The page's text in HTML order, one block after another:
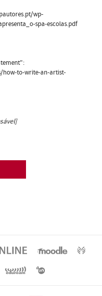
wp-
spa-escolas.pdf
how-to-write-an-artist-